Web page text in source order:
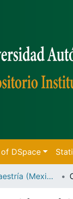
DSpace
Tesis de Maestría (Mexicali)